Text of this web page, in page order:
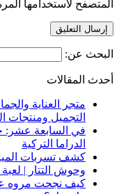
المتصفح لاستخدامها
البحث عن:
أحدث المقالات
متجر العناية
التجميل ومنتجات
في السابعة
الدراما التركية
كشف تسربات
وحوش التتار |
كيف نجحت مروه